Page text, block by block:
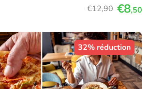
€12,90 €8,50
32% réduction